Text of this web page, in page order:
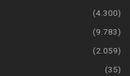
(4.300)
(9.783)
(2.059)
(35)